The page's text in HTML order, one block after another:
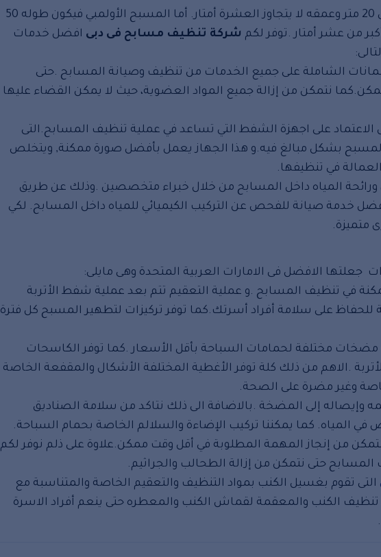
العام يكون طوله 25 متر وعرضه من 10 إلى 20 متر وعمقه لا يتجاوز العشرة أمتار. أما المسبح الأولمبي فيكون طوله 50
شركة تنظيف مسابح فى دبى افضل خدمات
الشاملة على جميع الخدمات من تنظيف وصيانة المسابح .حتى
نتمكن من إزالة جميع المواد العضوية، حيث لا يمكن القضاء عليها
على اجهزة الشفط التي تساعد في عملية تنظيف المسابح.التى
المسبح بشكل مبالغ فيه.و هذا الجهاز يعمل بأفضل صورة ممكنة, ويتخلص
في تنظيفها.
المياه داخل المسابح من خلال خبراء متخصصين .وذلك عن طريق
خدمة صيانة للفحص عن التركيب الكيميائي للمياه داخل المسابح. لكي
متميزة.
جعلتها الافضل فى الامارات العربية المتحدة وهى مايلى:
في تنظيف المسابح .و عملية التعقيم تتم بعد عملية شفط الأتربة
للحفاظ على سلامة أفراد أسرتك.كما توفر تركيزات لتطهير المسبح كل فترة
مضخات مختلفة لحمامات السباحة بأقل الأسعار .كما توفر الكاسحات
.الاهم من ذلك كلة توفر الأغطية المختلفة الأشكال والمقفعة الخاصة
وغير مضرة على الصحة.
وإيصاله إلى المضخة .بالاضافة الى ذلك نتاكد من سلامة الصناديق
المياه. كما يمكننا تركيب الإضاءة والسلالم الخاصة بحمام السباحة.
لنتمكن من إنجاز المهمة المطلوبة في أقل وقت ممكن.علاوة على ذلم نوفر لكم
حتى نتمكن من إزالة الطحالب والجراثيم.
التى تقوم بغسيل الكنب بمواد التنظيف والتعقيم الخاصة والمتناسبة مع
تنظيف الكنب والمعقمة لقماش الكنب والمعطره حتى ينعم أفراد الاسرة